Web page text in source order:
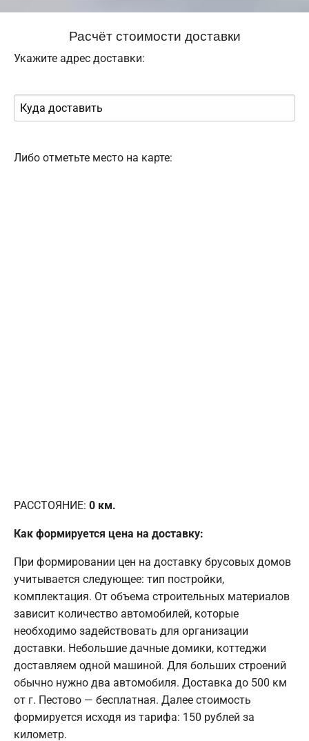
Расчёт стоимости доставки
Укажите адрес доставки:
Либо отметьте место на карте:
РАССТОЯНИЕ: 0 км.
Как формируется цена на доставку:
При формировании цен на доставку брусовых домов
учитывается следующее: тип постройки,
комплектация. От объема строительных материалов
зависит количество автомобилей, которые
необходимо задействовать для организации
доставки. Небольшие дачные домики, коттеджи
доставляем одной машиной. Для больших строений
обычно нужно два автомобиля. Доставка до 500 км
от г. Пестово — бесплатная. Далее стоимость
формируется исходя из тарифа: 150 рублей за
километр.